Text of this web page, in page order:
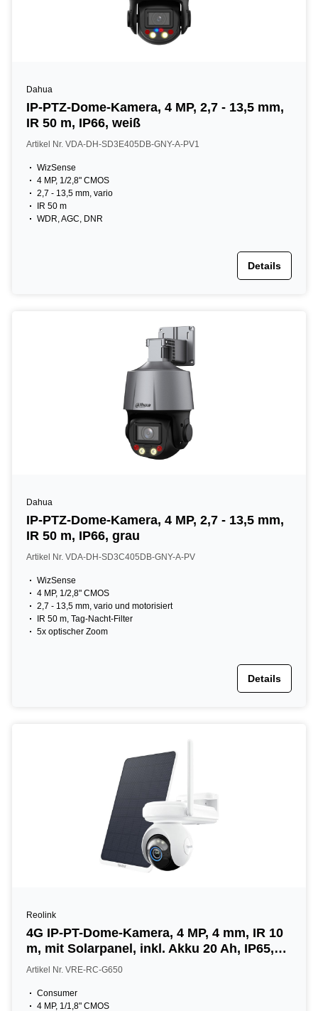
Dahua
IP-PTZ-Dome-Kamera, 4 MP, 2,7 - 13,5 mm,
IR 50 m, IP66, weiß
Artikel Nr. VDA-DH-SD3E405DB-GNY-A-PV1
WizSense
4 MP, 1/2,8" CMOS
2,7 - 13,5 mm, vario
IR 50 m
WDR, AGC, DNR
Details
Dahua
IP-PTZ-Dome-Kamera, 4 MP, 2,7 - 13,5 mm,
IR 50 m, IP66, grau
Artikel Nr. VDA-DH-SD3C405DB-GNY-A-PV
WizSense
4 MP, 1/2,8" CMOS
2,7 - 13,5 mm, vario und motorisiert
IR 50 m, Tag-Nacht-Filter
5x optischer Zoom
Details
Reolink
4G IP-PT-Dome-Kamera, 4 MP, 4 mm, IR 10
m, mit Solarpanel, inkl. Akku 20 Ah, IP65,
NDAA, weiß
Artikel Nr. VRE-RC-G650
Consumer
4 MP, 1/1,8" CMOS